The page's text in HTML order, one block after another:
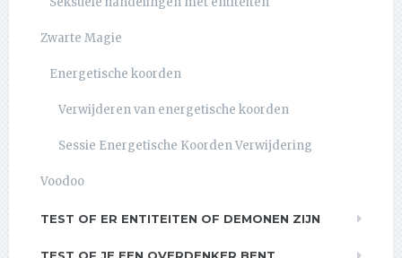
Zwarte Magie
Energetische koorden
Verwijderen van energetische koorden
Sessie Energetische Koorden Verwijdering
Voodoo
TEST OF ER ENTITEITEN OF DEMONEN ZIJN